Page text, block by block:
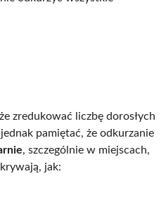
zredukować liczbę dorosłych
pamiętać, że odkurzanie
, szczególnie w miejscach,
jak: